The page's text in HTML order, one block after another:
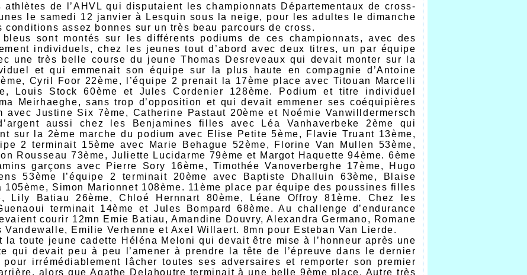
de l’AHVL qui disputaient les championnats Départementaux de cross-
le samedi 12 janvier à Lesquin sous la neige, pour les adultes le dimanche
conditions assez bonnes sur un très beau parcours de cross.
sont montés sur les différents podiums de ces championnats, avec des
individuels, chez les jeunes tout d’abord avec deux titres, un par équipe
une très belle course du jeune Thomas Desreveaux qui devait monter sur la
et qui emmenait son équipe sur la plus haute en compagnie d’Antoine
Cyril Foor 22ème, l’équipe 2 prenait la 17ème place avec Titouan Marcelli
Louis Stock 60ème et Jules Cordenier 128ème. Podium et titre individuel
Meirhaeghe, sans trop d’opposition et qui devait emmener ses coéquipières
avec Justine Six 7ème, Catherine Pastaut 20ème et Noémie Vanwilldermersch
aussi chez les Benjamines filles avec Léa Vanhaverbeke 2ème qui
sur la 2ème marche du podium avec Elise Petite 5ème, Flavie Truant 13ème,
2 terminait 15ème avec Marie Behague 52ème, Florine Van Mullen 53ème,
Rousseau 73ème, Juliette Lucidarme 79ème et Margot Haquette 94ème. 6ème
garçons avec Pierre Sory 16ème, Timothée Vanoverberghe 17ème, Hugo
53ème l’équipe 2 terminait 20ème avec Baptiste Dhalluin 63ème, Blaise
105ème, Simon Marionnet 108ème. 11ème place par équipe des poussines filles
Lily Batiau 26ème, Chloé Hernnart 80ème, Léane Offroy 81ème. Chez les
terminait 14ème et Jules Bompard 68ème. Au challenge d’endurance
courir 12mn Emie Batiau, Amandine Douvry, Alexandra Germano, Romane
Vandewalle, Emilie Verhenne et Axel Willaert. 8mn pour Esteban Van Lierde.
la toute jeune cadette Héléna Meloni qui devait être mise à l’honneur après une
qui devait peu à peu l’amener à prendre la tête de l’épreuve dans le dernier
irrémédiablement lâcher toutes ses adversaires et remporter son premier
alors que Agathe Delahoutre terminait à une belle 9ème place. Autre très